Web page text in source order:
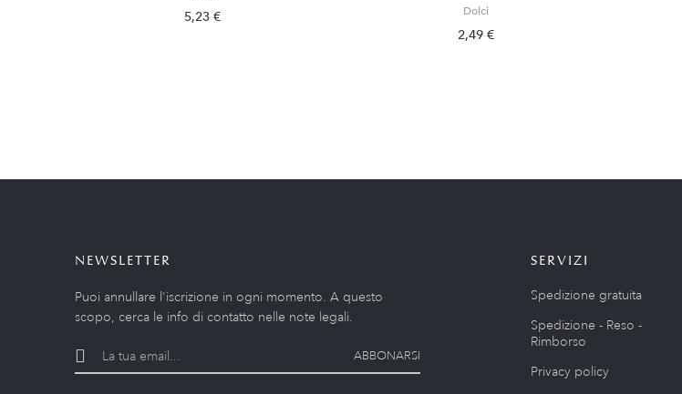
5,23 € Dolci
2,49 €
NEWSLETTER
Puoi annullare l'iscrizione in ogni momento. A questo
scopo, cerca le info di contatto nelle note legali.
ABBONARSI
SERVIZI
Spedizione gratuita
Spedizione - Reso -
Rimborso
Privacy policy